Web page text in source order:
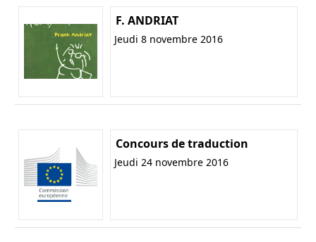
F. ANDRIAT
Jeudi 8 novembre 2016
Concours de traduction
Jeudi 24 novembre 2016